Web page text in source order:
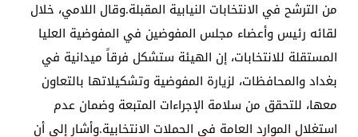
من الترشح في الانتخابات النيابية المقبلة.وقال اللامي، خلال
لقائه رئيس وأعضاء مجلس المفوضين في المفوضية العليا
المستقلة للانتخابات، إن الهيئة ستشكل فرقاً ميدانية في
بغداد والمحافظات، لزيارة المفوضية وتشكيلاتها بالتعاون
معها، للتحقق من سلامة الإجراءات المتبعة وضمان عدم
استغلال الموارد العامة في الحملات الانتخابية.وأشار إلى أن